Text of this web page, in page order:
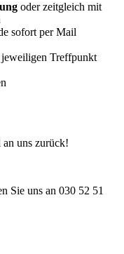
oder zeitgleich mit
sofort per Mail
Treffpunkt
uns zurück!
Sie uns an 030 52 51